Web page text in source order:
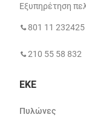
Εξυπηρέτηση
801 11 232425
210 55 58 832
ΕΚΕ
Πυλώνες